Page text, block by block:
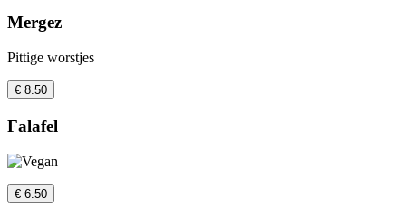
Mergez
Pittige worstjes
€ 8.50
Falafel
€ 6.50